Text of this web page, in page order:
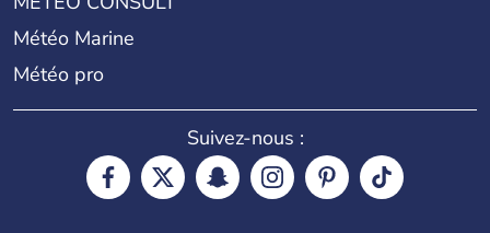
Météo Marine
Météo pro
Suivez-nous :